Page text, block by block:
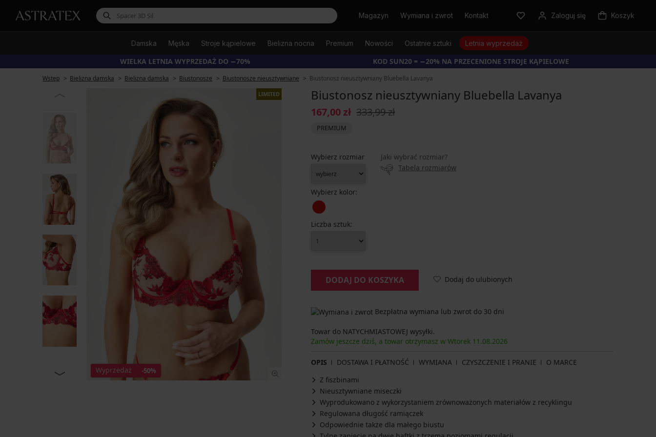
SzukajMagazyn Wymiana i zwrot Kontakt Zaloguj się Koszyk
Damska Męska Stroje kąpielowe Bielizna nocna Premium Nowości Ostatnie sztuki Letnia wyprzedaż
WIELKA LETNIA WYPRZEDAŻ DO −70% KOD SUN20 = −20% NA PRZECENIONE STROJE KĄPIELOWE
Wstęp Bielizna damska Bielizna damska Biustonosze Biustonosze nieusztywniane Biustonosz nieusztywniany Bluebella Lavanya
Wyprzedaż -50%
LIMITED Biustonosz nieusztywniany Bluebella Lavanya
167,00 zł 333,99 zł
PREMIUM
Wybierz rozmiar
Jaki wybrać rozmiar?
Tabela rozmiarów
Wybierz kolor:
Liczba sztuk:
DODAJ DO KOSZYKA Dodaj do ulubionych
Bezpłatna wymiana lub zwrot do 30 dni
Towar do NATYCHMIASTOWEJ wysyłki.
Zamów jeszcze dziś, a towar otrzymasz w Wtorek 11.08.2026
OPIS DOSTAWA I PŁATNOŚĆ WYMIANA CZYSZCZENIE I PRANIE
O MARCE
Z fiszbinami
Nieusztywniane miseczki
Wyprodukowano z wykorzystaniem zrównoważonych materiałów z recyklingu
Regulowana długość ramiączek
Odpowiednie także dla małego biustu